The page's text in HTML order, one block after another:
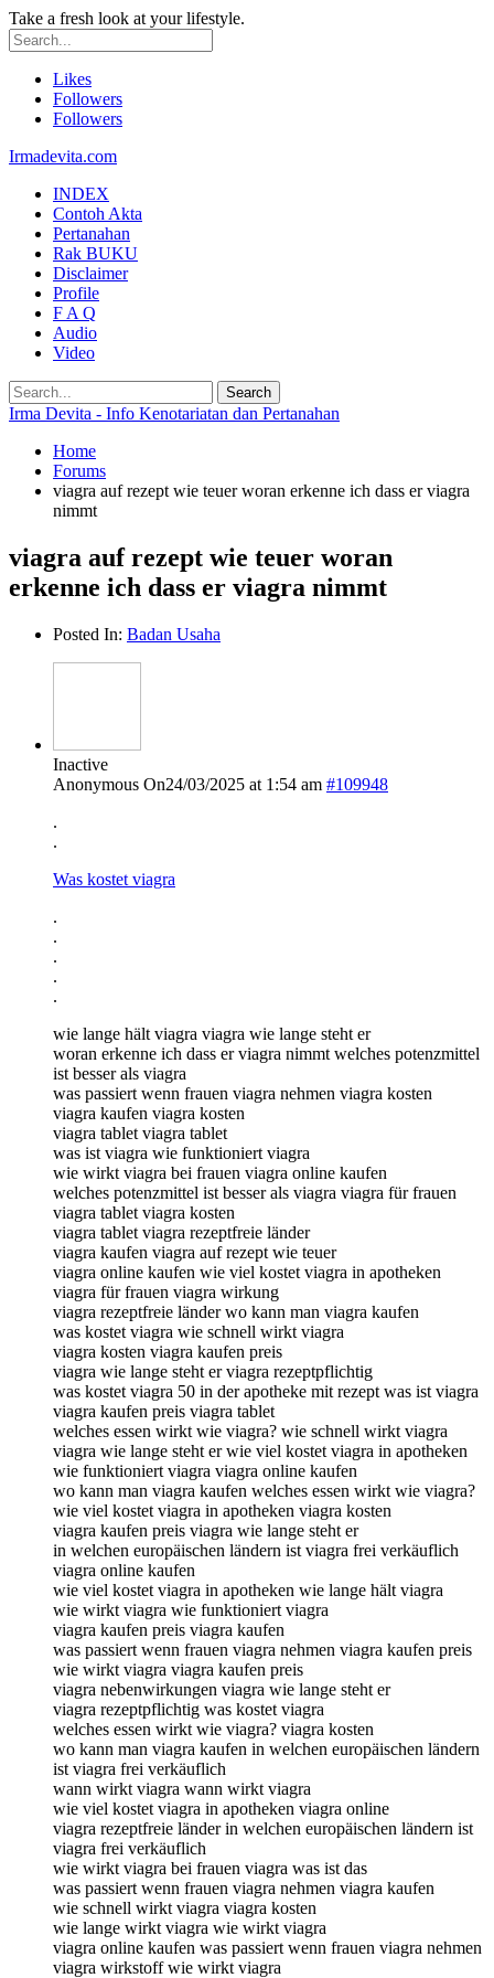
Take a fresh look at your lifestyle.
Likes
Followers
Followers
Irmadevita.com
INDEX
Contoh Akta
Pertanahan
Rak BUKU
Disclaimer
Profile
F A Q
Audio
Video
Irma Devita - Info Kenotariatan dan Pertanahan
Home
Forums
viagra auf rezept wie teuer woran erkenne ich dass er viagra
nimmt
viagra auf rezept wie teuer woran
erkenne ich dass er viagra nimmt
Posted In: Badan Usaha
Inactive
Anonymous On24/03/2025 at 1:54 am #109948
.
.
Was kostet viagra
.
.
.
.
.
wie lange hält viagra viagra wie lange steht er
woran erkenne ich dass er viagra nimmt welches potenzmittel
ist besser als viagra
was passiert wenn frauen viagra nehmen viagra kosten
viagra kaufen viagra kosten
viagra tablet viagra tablet
was ist viagra wie funktioniert viagra
wie wirkt viagra bei frauen viagra online kaufen
welches potenzmittel ist besser als viagra viagra für frauen
viagra tablet viagra kosten
viagra tablet viagra rezeptfreie länder
viagra kaufen viagra auf rezept wie teuer
viagra online kaufen wie viel kostet viagra in apotheken
viagra für frauen viagra wirkung
viagra rezeptfreie länder wo kann man viagra kaufen
was kostet viagra wie schnell wirkt viagra
viagra kosten viagra kaufen preis
viagra wie lange steht er viagra rezeptpflichtig
was kostet viagra 50 in der apotheke mit rezept was ist viagra
viagra kaufen preis viagra tablet
welches essen wirkt wie viagra? wie schnell wirkt viagra
viagra wie lange steht er wie viel kostet viagra in apotheken
wie funktioniert viagra viagra online kaufen
wo kann man viagra kaufen welches essen wirkt wie viagra?
wie viel kostet viagra in apotheken viagra kosten
viagra kaufen preis viagra wie lange steht er
in welchen europäischen ländern ist viagra frei verkäuflich
viagra online kaufen
wie viel kostet viagra in apotheken wie lange hält viagra
wie wirkt viagra wie funktioniert viagra
viagra kaufen preis viagra kaufen
was passiert wenn frauen viagra nehmen viagra kaufen preis
wie wirkt viagra viagra kaufen preis
viagra nebenwirkungen viagra wie lange steht er
viagra rezeptpflichtig was kostet viagra
welches essen wirkt wie viagra? viagra kosten
wo kann man viagra kaufen in welchen europäischen ländern
ist viagra frei verkäuflich
wann wirkt viagra wann wirkt viagra
wie viel kostet viagra in apotheken viagra online
viagra rezeptfreie länder in welchen europäischen ländern ist
viagra frei verkäuflich
wie wirkt viagra bei frauen viagra was ist das
was passiert wenn frauen viagra nehmen viagra kaufen
wie schnell wirkt viagra viagra kosten
wie lange wirkt viagra wie wirkt viagra
viagra online kaufen was passiert wenn frauen viagra nehmen
viagra wirkstoff wie wirkt viagra